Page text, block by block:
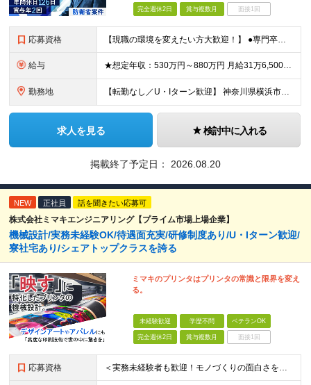
完全週休2日 賞与複数月 面接1回
応募資格 【現職の環境を変えたい方大歓迎！】 ●専門卒以上 ●何らかのアプリケーション開発経験をお持ちの方 ※担当フェーズ（設計・構築・試験・保守など）、開発言語、防衛分野の知識は一切不問です！ ★求める人
給与 ★想定年収：530万円～880万円 月給31万6,500円～47万2,500円＋賞与年2回＋各種手当 ※経験・年齢・スキルを考慮の上、当社規定により決定します。 ※残業代は別途全額支給します。 ※
勤務地 【転勤なし／U・Iターン歓迎】 神奈川県横浜市戸塚区吉田町292番地 ※(変更の範囲)上記を除く当社関連勤務地
求人を見る 検討中に入れる
掲載終了予定日： 2026.08.20
NEW 正社員 話を聞きたい応募可
株式会社ミマキエンジニアリング【プライム市場上場企業】
機械設計/実務未経験OK/待遇面充実/研修制度あり/U・Iターン歓迎/
寮社宅あり/シェアトップクラスを誇る
ミマキのプリンタはプリンタの常識と限界を変え
る。
未経験歓迎 学歴不問 ベテランOK
完全週休2日 賞与複数月 面接1回
応募資格 ＜実務未経験者も歓迎！モノづくりの面白さを一緒に味わいましょう！＞ ◇学歴不問 ◇理工学部出身の方 └情報系、理学系、機械系、電気系、物質・材料系など